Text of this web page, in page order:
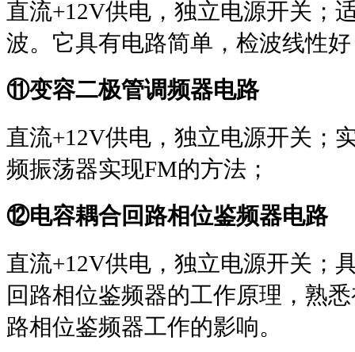
直流+12V供电，独立电源开关；
波。它具有电路简单，检波线性
⑪变容二极管调频器电路
直流+12V供电，独立电源开关；
频振荡器实现FM的方法；
⑫电容耦合回路相位鉴频器电路
直流+12V供电，独立电源开关；
回路相位鉴频器的工作原理，熟
路相位鉴频器工作的影响。